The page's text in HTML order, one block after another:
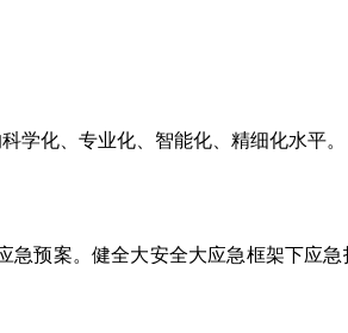
化、专业化、智能化、精细化水平。
预案。健全大安全大应急框架下应急